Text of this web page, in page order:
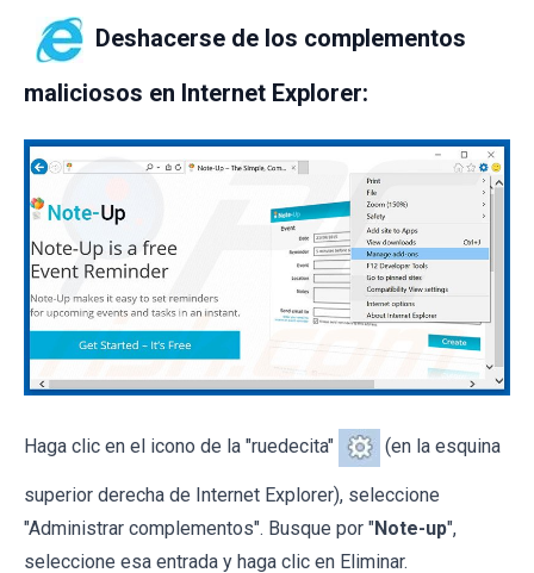
Deshacerse de los complementos
maliciosos en Internet Explorer:
Haga clic en el icono de la "ruedecita" (en la esquina
superior derecha de Internet Explorer), seleccione
"Administrar complementos". Busque por "Note-up",
seleccione esa entrada y haga clic en Eliminar.